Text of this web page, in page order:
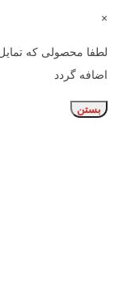
×
لطفا محصولی که تمایل
اضافه گردد
بستن